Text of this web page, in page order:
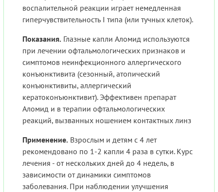
воспалительной реакции играет немедленная
гиперчувствительность I типа (или тучных клеток).
Показания. Глазные капли Аломид используются
при лечении офтальмологических признаков и
симптомов неинфекционного аллергического
конъюнктивита (сезонный, атопический
конъюнктивиты, аллергический
кератоконъюнктивит). Эффективен препарат
Аломид и в терапии офтальмологических
реакций, вызванных ношением контактных линз
Применение. Взрослым и детям с 4 лет
рекомендовано по 1-2 капли 4 раза в сутки. Курс
лечения - от нескольких дней до 4 недель, в
зависимости от динамики симптомов
заболевания. При наблюдении улучшения